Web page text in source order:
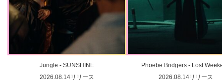
Jungle - SUNSHINE
2026.08.14リリース
Phoebe Bridgers - Lost
2026.08.14リリース